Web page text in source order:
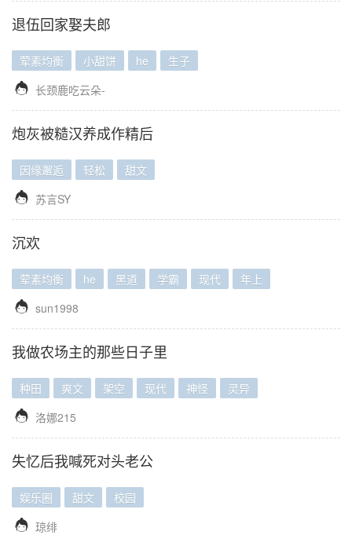
退伍回家娶夫郎
荤素均衡 小甜饼 he 生子
 长颈鹿吃云朵-
炮灰被糙汉养成作精后
因缘邂逅 轻松 甜文
 苏言SY
沉欢
荤素均衡 he 黑道 学霸 现代 年上
 sun1998
我做农场主的那些日子里
种田 爽文 架空 现代 神怪 灵异
 洛娜215
失忆后我喊死对头老公
娱乐圈 甜文 校园
 琼绯